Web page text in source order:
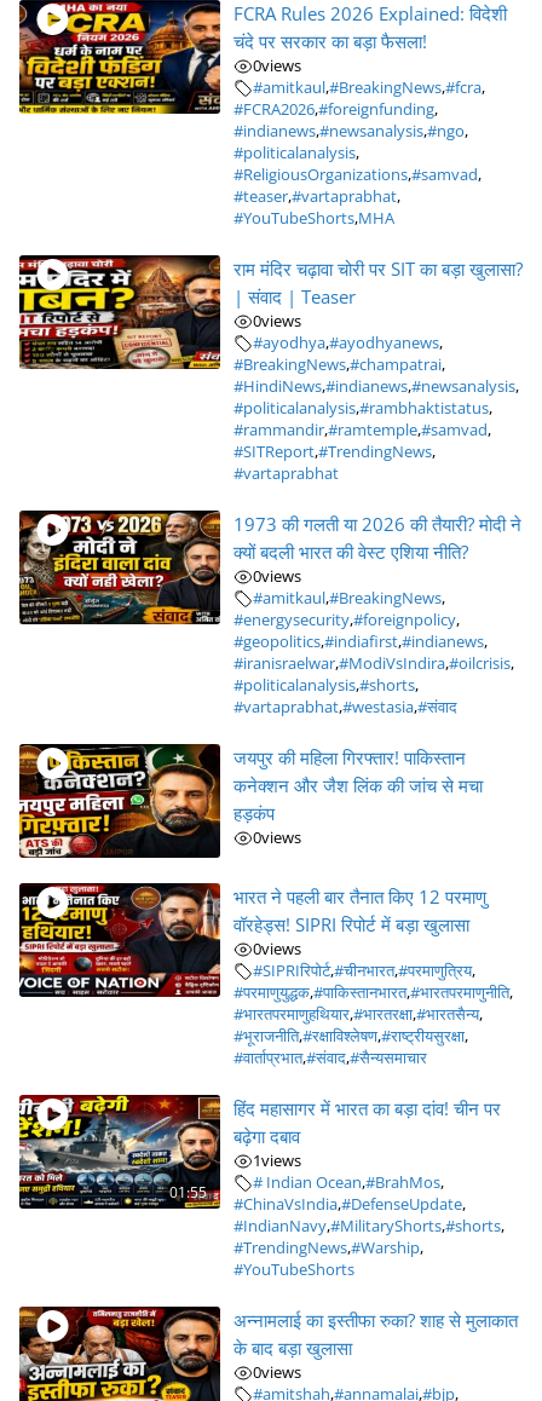
FCRA Rules 2026 Explained: विदेशी
चंदे पर सरकार का बड़ा फैसला!
0views
#amitkaul,#BreakingNews,#fcra,
#FCRA2026,#foreignfunding,
#indianews,#newsanalysis,#ngo,
#politicalanalysis,
#ReligiousOrganizations,#samvad,
#teaser,#vartaprabhat,
#YouTubeShorts,MHA
राम मंदिर चढ़ावा चोरी पर SIT का बड़ा खुलासा?
| संवाद | Teaser
0views
#ayodhya,#ayodhyanews,
#BreakingNews,#champatrai,
#HindiNews,#indianews,#newsanalysis,
#politicalanalysis,#rambhaktistatus,
#rammandir,#ramtemple,#samvad,
#SITReport,#TrendingNews,
#vartaprabhat
1973 की गलती या 2026 की तैयारी? मोदी ने
क्यों बदली भारत की वेस्ट एशिया नीति?
0views
#amitkaul,#BreakingNews,
#energysecurity,#foreignpolicy,
#geopolitics,#indiafirst,#indianews,
#iranisraelwar,#ModiVsIndira,#oilcrisis,
#politicalanalysis,#shorts,
#vartaprabhat,#westasia,#संवाद
जयपुर की महिला गिरफ्तार! पाकिस्तान
कनेक्शन और जैश लिंक की जांच से मचा
हड़कंप
0views
भारत ने पहली बार तैनात किए 12 परमाणु
वॉरहेड्स! SIPRI रिपोर्ट में बड़ा खुलासा
0views
#SIPRIरिपोर्ट,#चीनभारत,#परमाणुत्रिय,
#परमाणुयुद्धक,#पाकिस्तानभारत,#भारतपरमाणुनीति,
#भारतपरमाणुहथियार,#भारतरक्षा,#भारतसैन्य,
#भूराजनीति,#रक्षाविश्लेषण,#राष्ट्रीयसुरक्षा,
#वार्ताप्रभात,#संवाद,#सैन्यसमाचार
01:55
हिंद महासागर में भारत का बड़ा दांव! चीन पर
बढ़ेगा दबाव
1views
# Indian Ocean,#BrahMos,
#ChinaVsIndia,#DefenseUpdate,
#IndianNavy,#MilitaryShorts,#shorts,
#TrendingNews,#Warship,
#YouTubeShorts
अन्नामलाई का इस्तीफा रुका? शाह से मुलाकात
के बाद बड़ा खुलासा
0views
#amitshah,#annamalai,#bjp,